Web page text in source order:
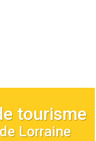
tourisme
Lorraine